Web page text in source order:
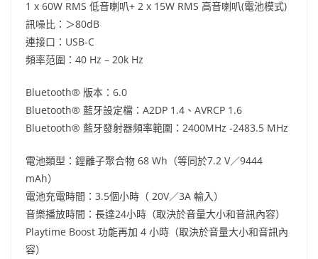
1 x 60W RMS 低音喇叭+ 2 x 15W RMS 高音喇叭(電池模式)
訊噪比：＞80dB
連接口：USB-C
頻率范圍：40 Hz – 20k Hz
Bluetooth®️ 版本：6.0
Bluetooth®️ 藍牙設定檔：A2DP 1.4、AVRCP 1.6
Bluetooth®️ 藍牙發射器頻率範圍：2400MHz -2483.5 MHz
電池類型：鋰離子聚合物 68 Wh（等同於7.2 V／9444
mAh）
電池充電時間：3.5個小時（ 20V／3A 輸入）
音樂播放時間：長達24小時（取決於音量大小和音訊內容）
Playtime Boost 功能再加 4 小時（取決於音量大小和音訊內
容）